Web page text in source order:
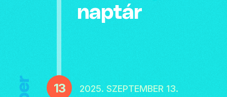
naptár
13
2025. SZEPTEMBER 13.